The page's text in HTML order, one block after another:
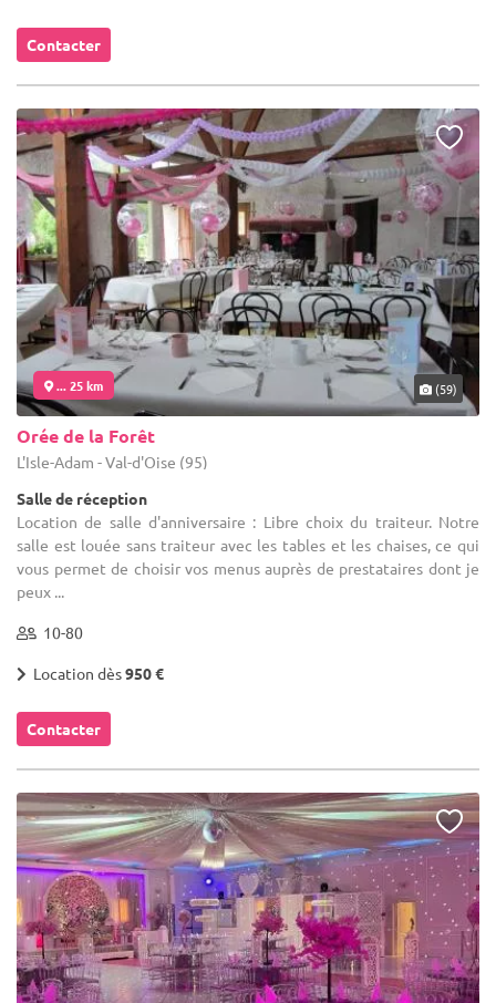
Contacter
... 25 km (59)
Orée de la Forêt
L'Isle-Adam - Val-d'Oise (95)
Salle de réception
Location de salle d'anniversaire : Libre choix du traiteur. Notre
salle est louée sans traiteur avec les tables et les chaises, ce qui
vous permet de choisir vos menus auprès de prestataires dont je
peux ...
10-80
Location dès950 €
Contacter